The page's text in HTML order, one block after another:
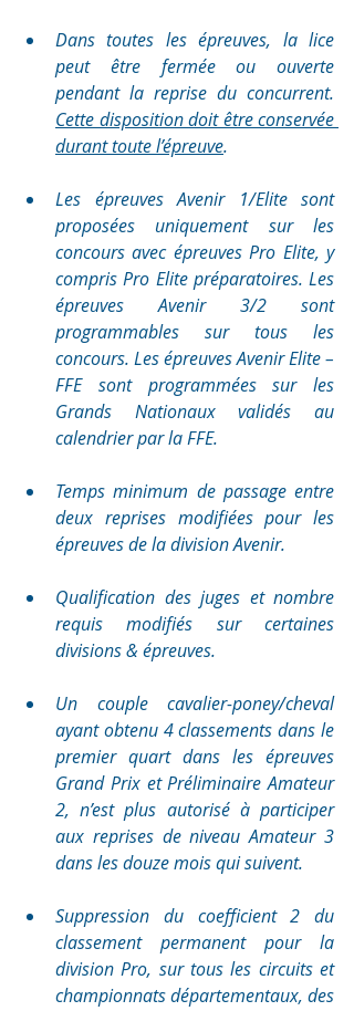
Dans toutes les épreuves, la lice
peut être fermée ou ouverte
Cette disposition doit être conservée
durant toute l’épreuve.
Les épreuves Avenir 1/Elite sont
proposées uniquement sur les
concours avec épreuves Pro Elite, y
compris Pro Elite préparatoires. Les
épreuves Avenir 3/2 sont
programmables sur tous les
concours. Les épreuves Avenir Elite –
FFE sont programmées sur les
Grands Nationaux validés au
calendrier par la FFE.
Temps minimum de passage entre
deux reprises modifiées pour les
épreuves de la division Avenir.
Qualification des juges et nombre
requis modifiés sur certaines
divisions & épreuves.
Un couple cavalier-poney/cheval
ayant obtenu 4 classements dans le
premier quart dans les épreuves
Grand Prix et Préliminaire Amateur
2, n’est plus autorisé à participer
aux reprises de niveau Amateur 3
dans les douze mois qui suivent.
Suppression du coefficient 2 du
classement permanent pour la
division Pro, sur tous les circuits et
championnats départementaux, des